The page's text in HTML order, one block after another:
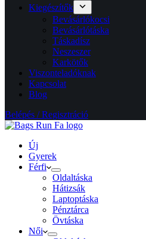
Kiegészítők
Bevásárlókocsi
Bevásárlótáska
Táskadísz
Neszeszer
Karkötők
Viszonteladóknak
Kapcsolat
Blog
Belépés / Regisztráció
Új
Gyerek
Férfi
Oldaltáska
Hátizsák
Laptoptáska
Pénztárca
Övtáska
Női